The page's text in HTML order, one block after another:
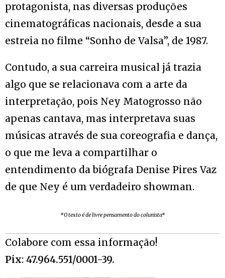
protagonista, nas diversas produções
cinematográficas nacionais, desde a sua
estreia no filme “Sonho de Valsa”, de 1987.
Contudo, a sua carreira musical já trazia
algo que se relacionava com a arte da
interpretação, pois Ney Matogrosso não
apenas cantava, mas interpretava suas
músicas através de sua coreografia e dança,
o que me leva a compartilhar o
entendimento da biógrafa Denise Pires Vaz
de que Ney é um verdadeiro showman.
*O texto é de livre pensamento do colunista*
Colabore com essa informação!
Pix: 47.964.551/0001-39.